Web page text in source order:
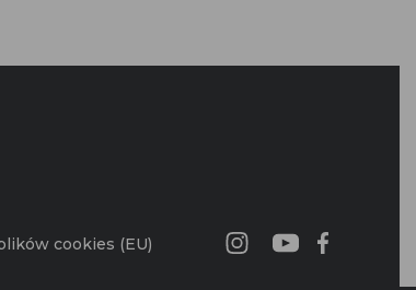
cookies (EU)